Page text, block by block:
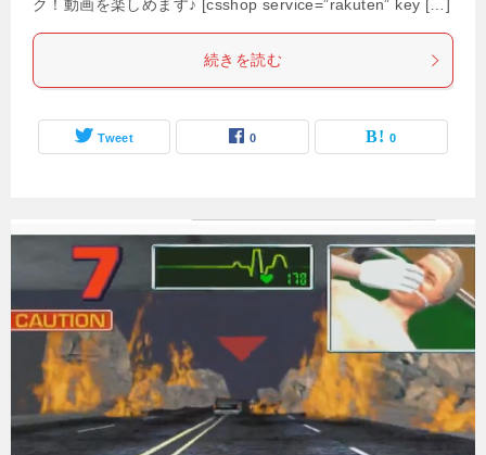
ク！動画を楽しめます♪ [csshop service=”rakuten” key […]
続きを読む
Tweet 0 0